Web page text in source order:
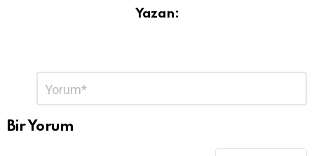
Yazan:
yazın
Bir Yorum